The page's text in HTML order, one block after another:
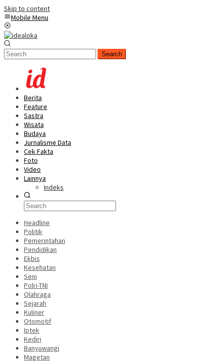
Skip to content
Mobile Menu
Search
Berita
Feature
Sastra
Wisata
Budaya
Jurnalisme Data
Cek Fakta
Foto
Video
Lainnya
Indeks
Headline
Politik
Pemerintahan
Pendidikan
Ekbis
Kesehatan
Seni
Polri-TNI
Olahraga
Sejarah
Kuliner
Otomotif
Iptek
Kediri
Banyuwangi
Magetan